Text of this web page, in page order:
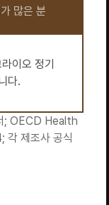
많은 분
이오 정기
다.
; OECD Health
제조사 공식